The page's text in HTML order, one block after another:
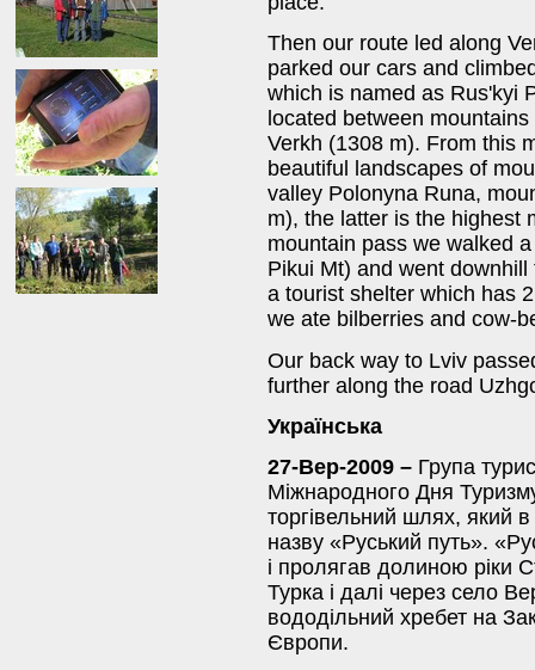
Then our route led along
parked our cars and
which is named as Rus'kyi
located between
Verkh (1308 m). From this
beautiful landscapes of
valley Polonyna Runa,
m), the latter is the highest
mountain pass we walked
Pikui Mt) and went
a tourist shelter which has
we ate bilberries and cow-
Our back way to Lviv
further along the road
Українська
27-Вер-2009 – Група
Міжнародного Дня
торгівельний шлях, який
назву «Руський путь».
і пролягав долиною ріки
Турка і далі через село
вододільний хребет на
Європи.